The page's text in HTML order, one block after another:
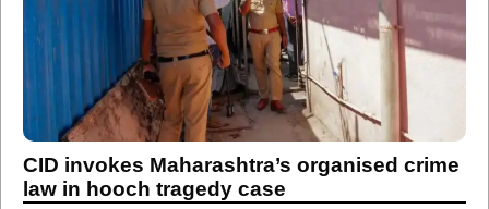
CID invokes Maharashtra’s organised crime
law in hooch tragedy case